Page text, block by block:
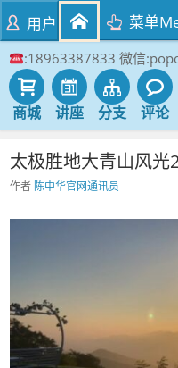
:18963387833 微信
商城 讲座 分支 评论
用户 菜单
太极胜地大青山风光
作者 陈中华官网通讯员